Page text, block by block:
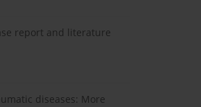
report and literature
diseases: More